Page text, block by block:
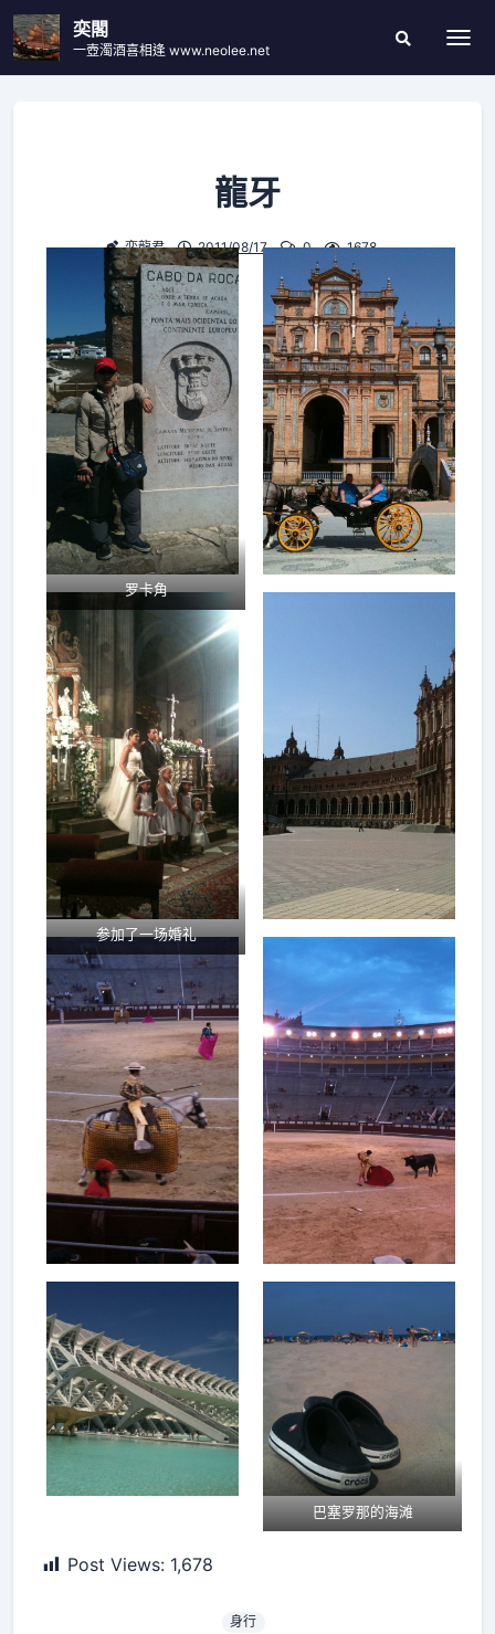
Skip
to
content
奕閣
一壺濁酒喜相逢 www.neolee.net
龍牙
奕龍君 2011/08/17 0 1678
罗卡角
参加了一场婚礼
巴塞罗那的海滩
Post Views: 1,678
身行